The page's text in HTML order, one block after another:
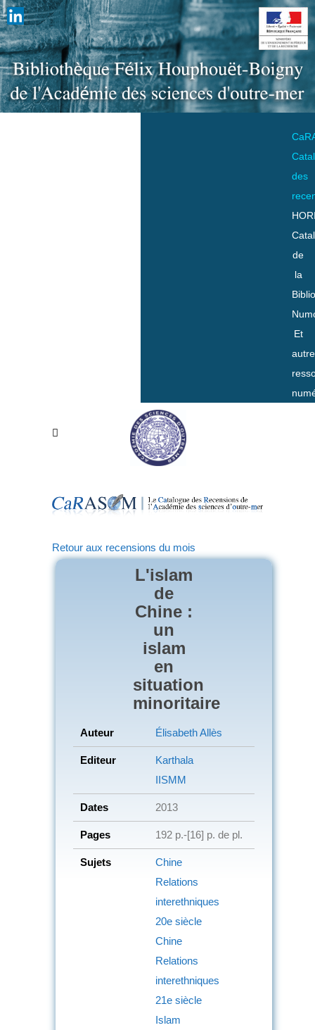
des
de
la
Et
Retour aux recensions du mois
L'islam
de
Chine :
un
islam
en
situation
minoritaire
Auteur Élisabeth Allès
Editeur
Karthala
IISMM
Dates 2013
Pages 192 p.-[16] p. de pl.
Sujets
Chine
Relations
interethniques
20e siècle
Chine
Relations
interethniques
21e siècle
Islam